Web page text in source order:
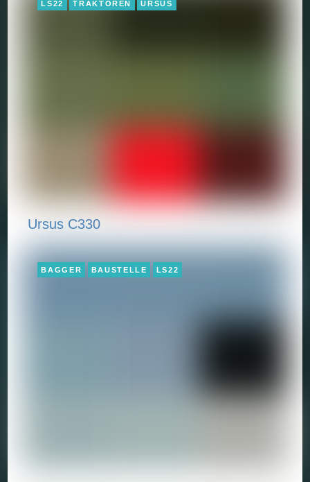
LS22 TRAKTOREN URSUS
Ursus C330
BAGGER BAUSTELLE LS22